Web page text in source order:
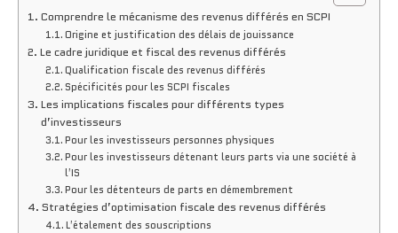
Comprendre le mécanisme des revenus différés en SCPI
Origine et justification des délais de jouissance
Le cadre juridique et fiscal des revenus différés
Qualification fiscale des revenus différés
Spécificités pour les SCPI fiscales
Les implications fiscales pour différents types
d’investisseurs
Pour les investisseurs personnes physiques
Pour les investisseurs détenant leurs parts via une société à
l’IS
Pour les détenteurs de parts en démembrement
Stratégies d’optimisation fiscale des revenus différés
L’étalement des souscriptions